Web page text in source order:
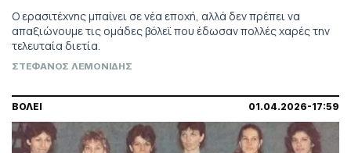
Ο ερασιτέχνης μπαίνει σε νέα εποχή, αλλά δεν πρέπει να
απαξιώνουμε τις ομάδες βόλεϊ που έδωσαν πολλές χαρές την
τελευταία διετία.
ΣΤΕΦΑΝΟΣ ΛΕΜΟΝΙΔΗΣ
ΒΟΛΕΙ 01.04.2026-17:59